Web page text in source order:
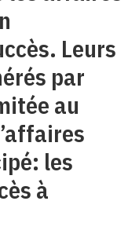
Leurs
par
au
les
à